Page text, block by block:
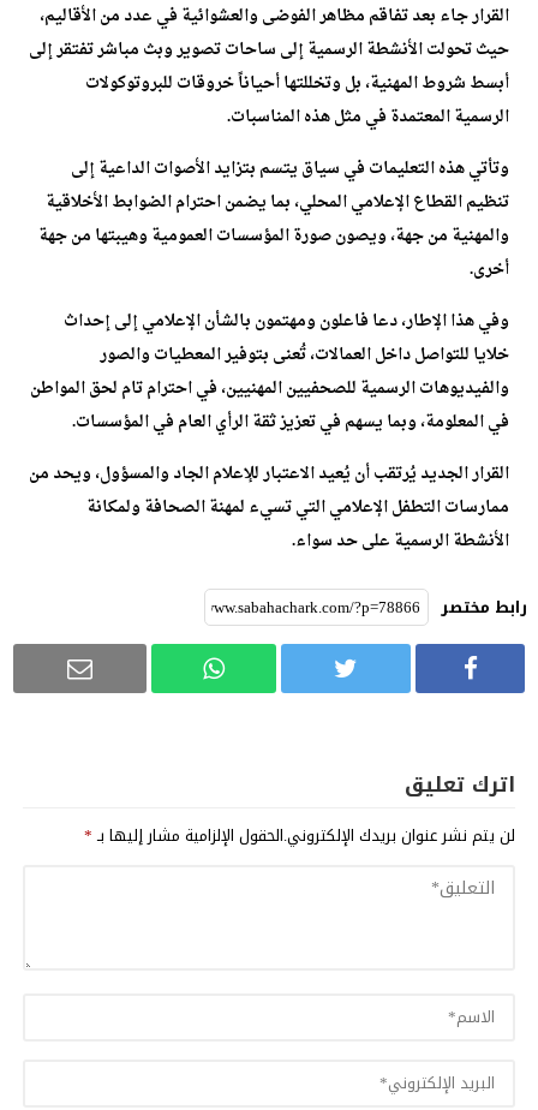
القرار جاء بعد تفاقم مظاهر الفوضى والعشوائية في عدد من الأقاليم،
حيث تحولت الأنشطة الرسمية إلى ساحات تصوير وبث مباشر تفتقر إلى
أبسط شروط المهنية، بل وتخللتها أحياناً خروقات للبروتوكولات
الرسمية المعتمدة في مثل هذه المناسبات.
وتأتي هذه التعليمات في سياق يتسم بتزايد الأصوات الداعية إلى
تنظيم القطاع الإعلامي المحلي، بما يضمن احترام الضوابط الأخلاقية
والمهنية من جهة، ويصون صورة المؤسسات العمومية وهيبتها من جهة
أخرى.
وفي هذا الإطار، دعا فاعلون ومهتمون بالشأن الإعلامي إلى إحداث
خلايا للتواصل داخل العمالات، تُعنى بتوفير المعطيات والصور
والفيديوهات الرسمية للصحفيين المهنيين، في احترام تام لحق المواطن
في المعلومة، وبما يسهم في تعزيز ثقة الرأي العام في المؤسسات.
القرار الجديد يُرتقب أن يُعيد الاعتبار للإعلام الجاد والمسؤول، ويحد من
ممارسات التطفل الإعلامي التي تسيء لمهنة الصحافة ولمكانة
الأنشطة الرسمية على حد سواء.
رابط مختصر
اترك تعليق
لن يتم نشر عنوان بريدك الإلكتروني.الحقول الإلزامية مشار إليها بـ*